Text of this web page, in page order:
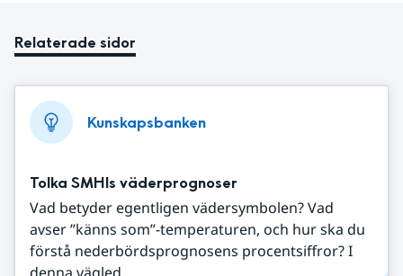
Relaterade sidor
Kunskapsbanken
Tolka SMHIs väderprognoser
Vad betyder egentligen vädersymbolen? Vad
avser ”känns som”-temperaturen, och hur ska du
förstå nederbördsprognosens procentsiffror? I